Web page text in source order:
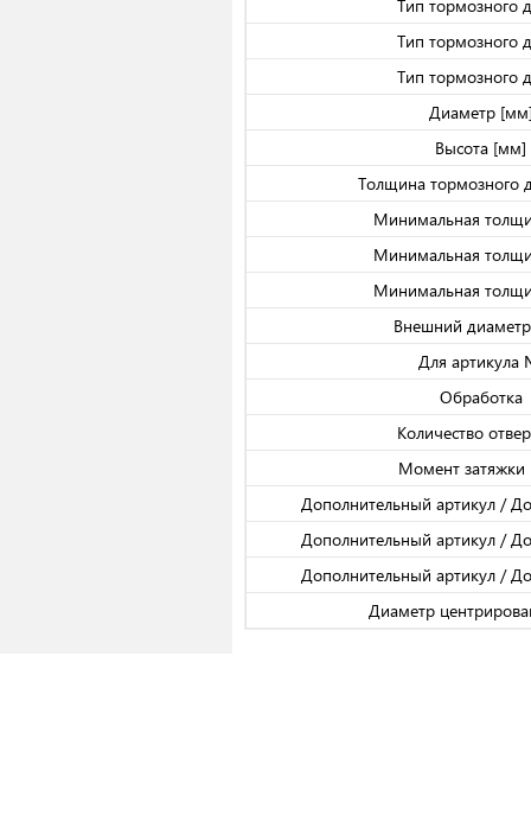
Тип тормозного
Тип тормозного
Тип тормозного
Диаметр
Высота [мм]
Толщина тормозного
Минимальная
Минимальная
Минимальная
Внешний
Для
Обработка
Количество
Момент
Дополнительный артикул /
Дополнительный артикул /
Дополнительный артикул /
Диаметр